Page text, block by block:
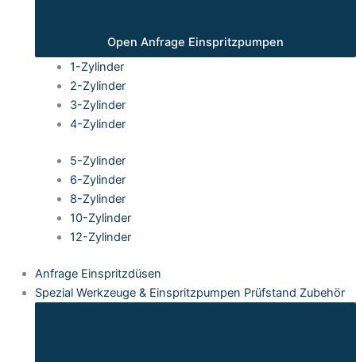
Open Anfrage Einspritzpumpen
1-Zylinder
2-Zylinder
3-Zylinder
4-Zylinder
5-Zylinder
6-Zylinder
8-Zylinder
10-Zylinder
12-Zylinder
Anfrage Einspritzdüsen
Spezial Werkzeuge & Einspritzpumpen Prüfstand Zubehör